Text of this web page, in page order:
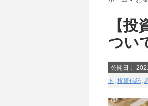
【
つい
公開日：
ト , 投資信託,